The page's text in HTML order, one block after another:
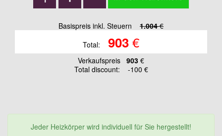
Basispreis inkl. Steuern 1.004€
Total:
903€
Verkaufspreis 903 €
Total discount:
-100 €
Jeder Heizkörper wird individuell für Sie hergestellt!